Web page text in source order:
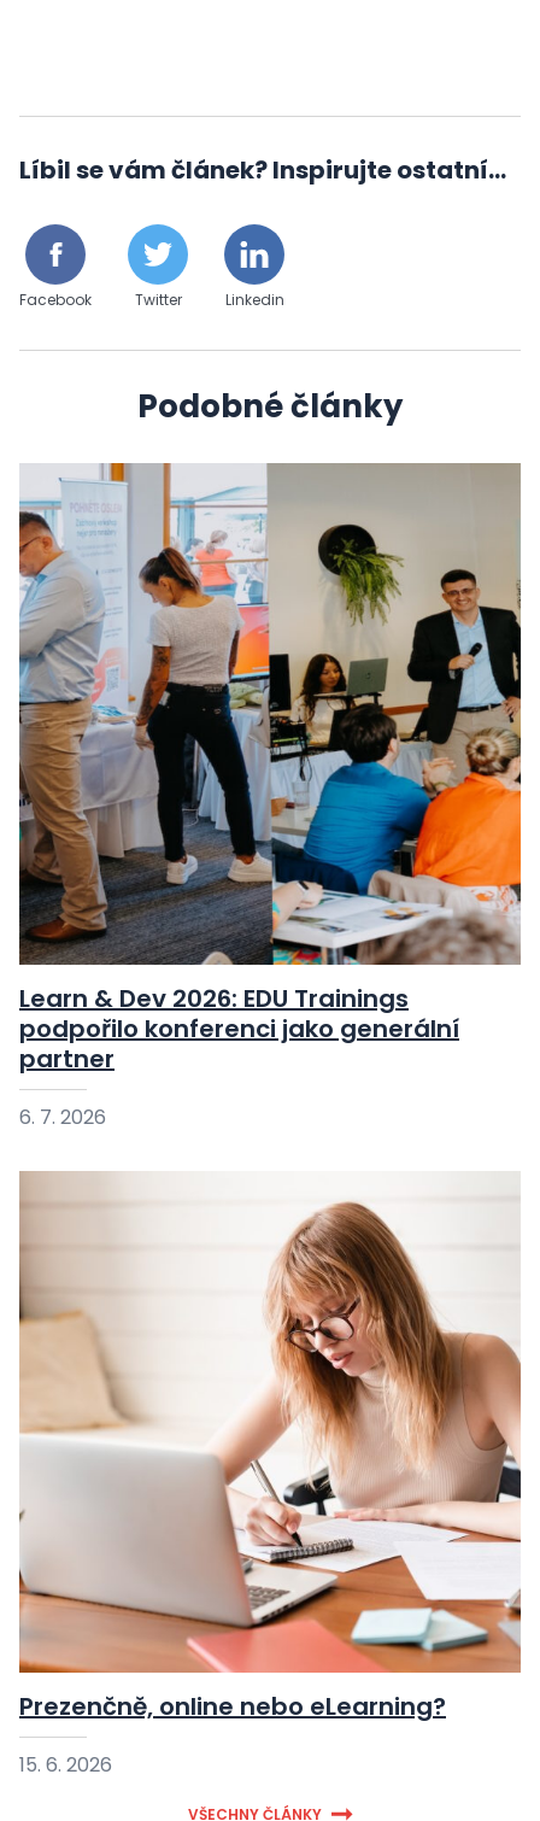
Líbil se vám článek? Inspirujte ostatní...
Facebook Twitter Linkedin
Podobné články
Learn & Dev 2026: EDU Trainings
podpořilo konferenci jako generální
partner
6. 7. 2026
Prezenčně, online nebo eLearning?
15. 6. 2026
VŠECHNY ČLÁNKY